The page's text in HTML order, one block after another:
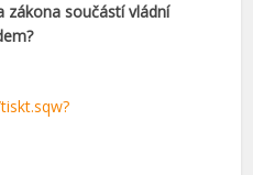
zákona součástí vládní